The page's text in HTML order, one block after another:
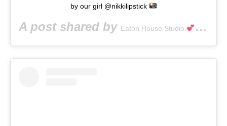
by our girl @nikkilipstick
A post shared by Eaton House Studio